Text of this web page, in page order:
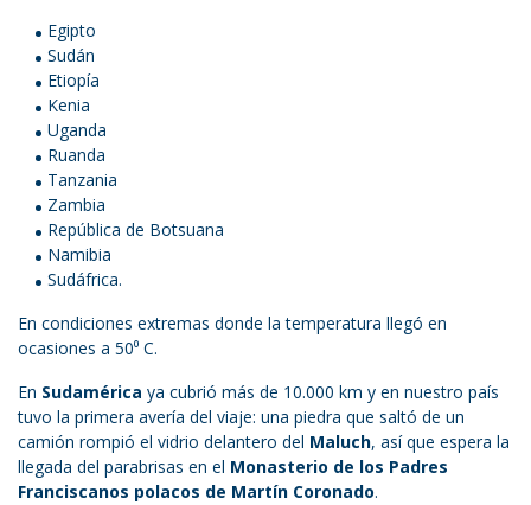
Egipto
Sudán
Etiopía
Kenia
Uganda
Ruanda
Tanzania
Zambia
República de Botsuana
Namibia
Sudáfrica.
En condiciones extremas donde la temperatura llegó en
ocasiones a 50⁰ C.
En Sudamérica ya cubrió más de 10.000 km y en nuestro país
tuvo la primera avería del viaje: una piedra que saltó de un
camión rompió el vidrio delantero del Maluch, así que espera la
llegada del parabrisas en el Monasterio de los Padres
Franciscanos polacos de Martín Coronado.